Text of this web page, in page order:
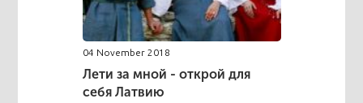
04 November 2018
Лети за мной - открой для
себя Латвию